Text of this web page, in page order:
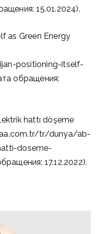
15.01.2024).
as Green Energy
positioning-itself-
обращения:
hattı döşeme
tr/dunya/ab-
doseme-
17.12.2022).